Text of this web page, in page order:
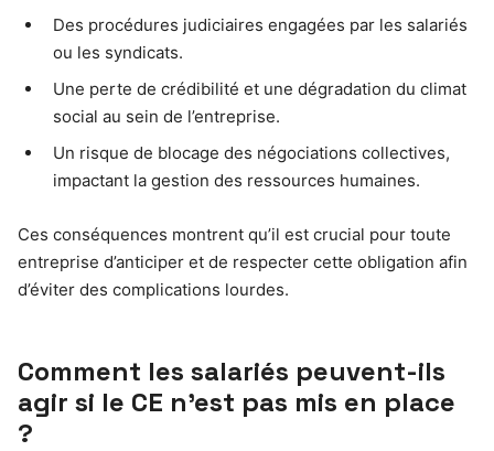
Des procédures judiciaires engagées par les salariés
ou les syndicats.
Une perte de crédibilité et une dégradation du climat
social au sein de l’entreprise.
Un risque de blocage des négociations collectives,
impactant la gestion des ressources humaines.
Ces conséquences montrent qu’il est crucial pour toute
entreprise d’anticiper et de respecter cette obligation afin
d’éviter des complications lourdes.
Comment les salariés peuvent-ils
agir si le CE n’est pas mis en place
?